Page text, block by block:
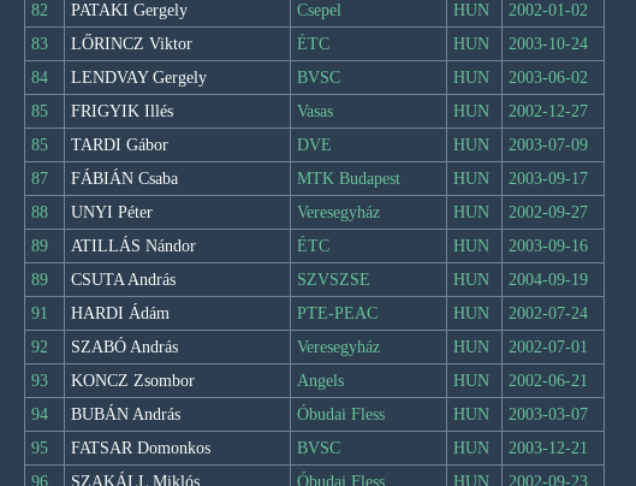
82
PATAKI Gergely Csepel HUN
2002-01-02
83
LŐRINCZ Viktor ÉTC HUN
2003-10-24
84
LENDVAY Gergely BVSC HUN
2003-06-02
85
FRIGYIK Illés Vasas HUN
2002-12-27
85
TARDI Gábor DVE HUN
2003-07-09
87
FÁBIÁN Csaba MTK Budapest HUN
2003-09-17
88
UNYI Péter Veresegyház HUN
2002-09-27
89
ATILLÁS Nándor ÉTC HUN
2003-09-16
89
CSUTA András SZVSZSE HUN
2004-09-19
91
HARDI Ádám PTE-PEAC HUN
2002-07-24
92
SZABÓ András Veresegyház HUN
2002-07-01
93
KONCZ Zsombor Angels HUN
2002-06-21
94
BUBÁN András Óbudai Fless HUN
2003-03-07
95
FATSAR Domonkos BVSC HUN
2003-12-21
96
SZAKÁLL Miklós Óbudai Fless HUN 2002-09-23